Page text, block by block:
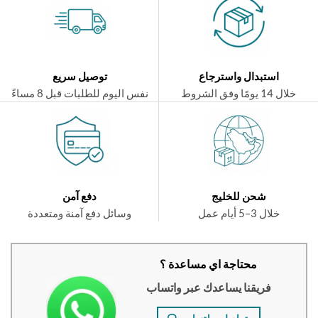
استبدال واسترجاع
توصيل سريع
نفس اليوم للطلبات قبل 8 مساءً
شحن للخليج
دفع آمن
وسائل دفع آمنة ومتعددة
محتاجة اي مساعدة ؟
فريقنا يساعدك عبر واتساب